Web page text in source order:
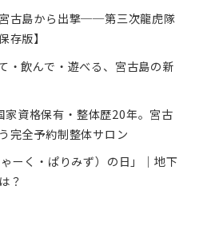
古島から出撃──第三次龍虎隊
存版】
・飲んで・遊べる、宮古島の新
資格保有・整体歴20年。宮古
完全予約制整体サロン
ーく・ぱりみず）の日」｜地下
？